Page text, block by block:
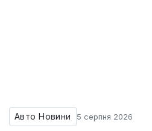
Авто Новини 5 серпня 2026